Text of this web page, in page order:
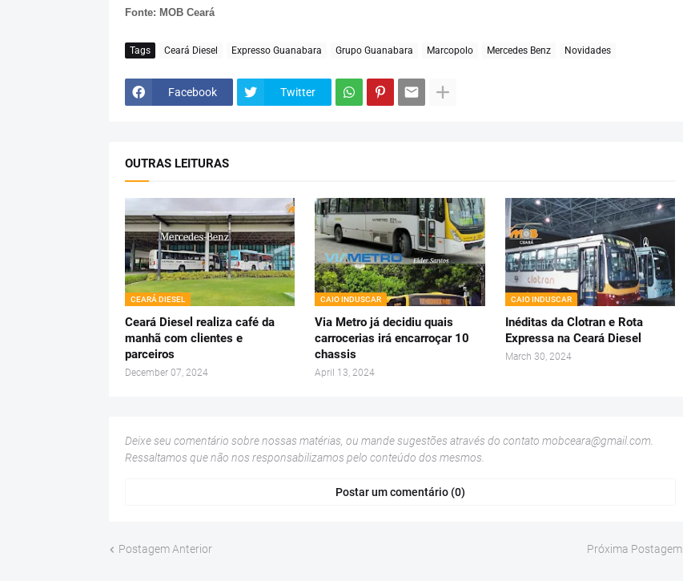
Fonte: MOB Ceará
Tags Ceará Diesel Expresso Guanabara Grupo Guanabara Marcopolo Mercedes Benz Novidades
Facebook Twitter
OUTRAS LEITURAS
CEARÁ DIESEL
Ceará Diesel realiza café da
manhã com clientes e
parceiros
December 07, 2024
CAIO INDUSCAR
Via Metro já decidiu quais
carrocerias irá encarroçar 10
chassis
April 13, 2024
CAIO INDUSCAR
Inéditas da Clotran e Rota
Expressa na Ceará Diesel
March 30, 2024
Deixe seu comentário sobre nossas matérias, ou mande sugestões através do contato mobceara@gmail.com.
Ressaltamos que não nos responsabilizamos pelo conteúdo dos mesmos.
Postar um comentário (0)
Postagem Anterior Próxima Postagem